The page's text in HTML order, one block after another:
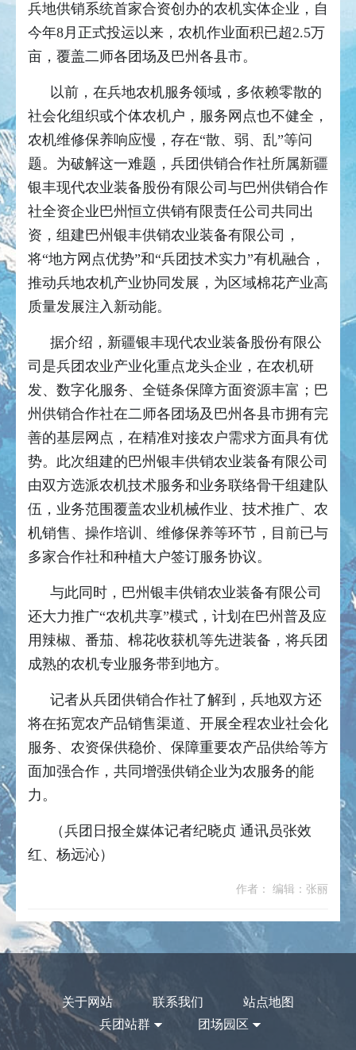
兵地供销系统首家合资创办的农机实体企业，自
今年8月正式投运以来，农机作业面积已超2.5万
亩，覆盖二师各团场及巴州各县市。
以前，在兵地农机服务领域，多依赖零散的
社会化组织或个体农机户，服务网点也不健全，
农机维修保养响应慢，存在“散、弱、乱”等问
题。为破解这一难题，兵团供销合作社所属新疆
银丰现代农业装备股份有限公司与巴州供销合作
社全资企业巴州恒立供销有限责任公司共同出
资，组建巴州银丰供销农业装备有限公司，
将“地方网点优势”和“兵团技术实力”有机融合，
推动兵地农机产业协同发展，为区域棉花产业高
质量发展注入新动能。
据介绍，新疆银丰现代农业装备股份有限公
司是兵团农业产业化重点龙头企业，在农机研
发、数字化服务、全链条保障方面资源丰富；巴
州供销合作社在二师各团场及巴州各县市拥有完
善的基层网点，在精准对接农户需求方面具有优
势。此次组建的巴州银丰供销农业装备有限公司
由双方选派农机技术服务和业务联络骨干组建队
伍，业务范围覆盖农业机械作业、技术推广、农
机销售、操作培训、维修保养等环节，目前已与
多家合作社和种植大户签订服务协议。
与此同时，巴州银丰供销农业装备有限公司
还大力推广“农机共享”模式，计划在巴州普及应
用辣椒、番茄、棉花收获机等先进装备，将兵团
成熟的农机专业服务带到地方。
记者从兵团供销合作社了解到，兵地双方还
将在拓宽农产品销售渠道、开展全程农业社会化
服务、农资保供稳价、保障重要农产品供给等方
面加强合作，共同增强供销企业为农服务的能
力。
（兵团日报全媒体记者纪晓贞 通讯员张效
红、杨远沁）
作者： 编辑：张丽
关于网站 联系我们
站点地图
兵团站群
团场园区